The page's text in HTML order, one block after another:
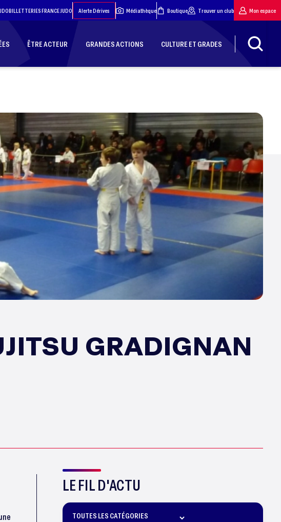
BILLETTERIES FRANCE JUDO Alerte Dérives Médiathèque Boutique Trouver un club Mon espace
ÊTRE ACTEUR GRANDES ACTIONS CULTURE ET GRADES
GRADIGNAN
LE FIL D'ACTU